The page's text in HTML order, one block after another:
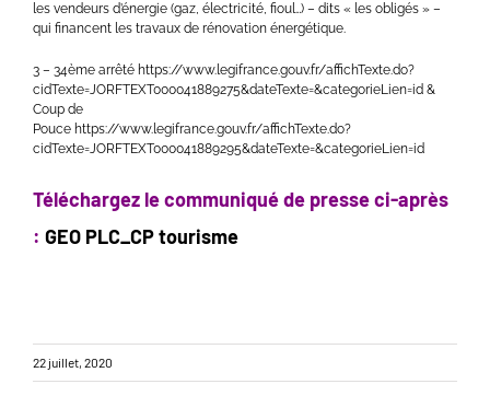
les vendeurs d’énergie (gaz, électricité, fioul…) – dits « les obligés » –
qui financent les travaux de rénovation énergétique.
3 – 34ème arrêté https://www.legifrance.gouv.fr/affichTexte.do?
cidTexte=JORFTEXT000041889275&dateTexte=&categorieLien=id &
Coup de
Pouce https://www.legifrance.gouv.fr/affichTexte.do?
cidTexte=JORFTEXT000041889295&dateTexte=&categorieLien=id
Téléchargez le communiqué de presse ci-après
: GEO PLC_CP tourisme
22 juillet, 2020